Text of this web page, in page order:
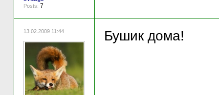
Posts: 7
13.02.2009 11:44 Бушик дома!